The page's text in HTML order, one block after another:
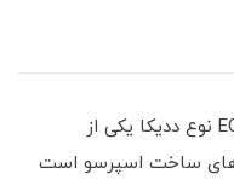
اسپرسوساز برند دلونگی مدل EC 685.BK نوع ددیکا یکی از
های ساخت اسپرسو است